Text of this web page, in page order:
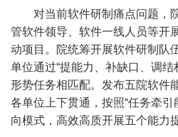
对当前软件研制痛点问题，
管软件领导、软件一线人员等开
动项目。院统筹开展软件研制队
单位通过“提能力、补缺口、调
形势任务相匹配。发布五院软件
各单位上下贯通，按照“任务牵引
向模式，高效高质开展五个能力